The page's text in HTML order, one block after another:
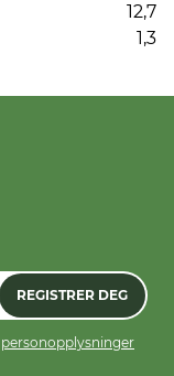
12,7
1,3
REGISTRER DEG
personopplysninger